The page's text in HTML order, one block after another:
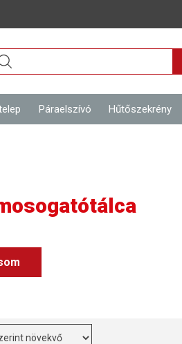
Páraelszívó Hűtőszekrény